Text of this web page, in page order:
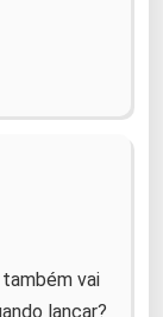
vai
lançar?